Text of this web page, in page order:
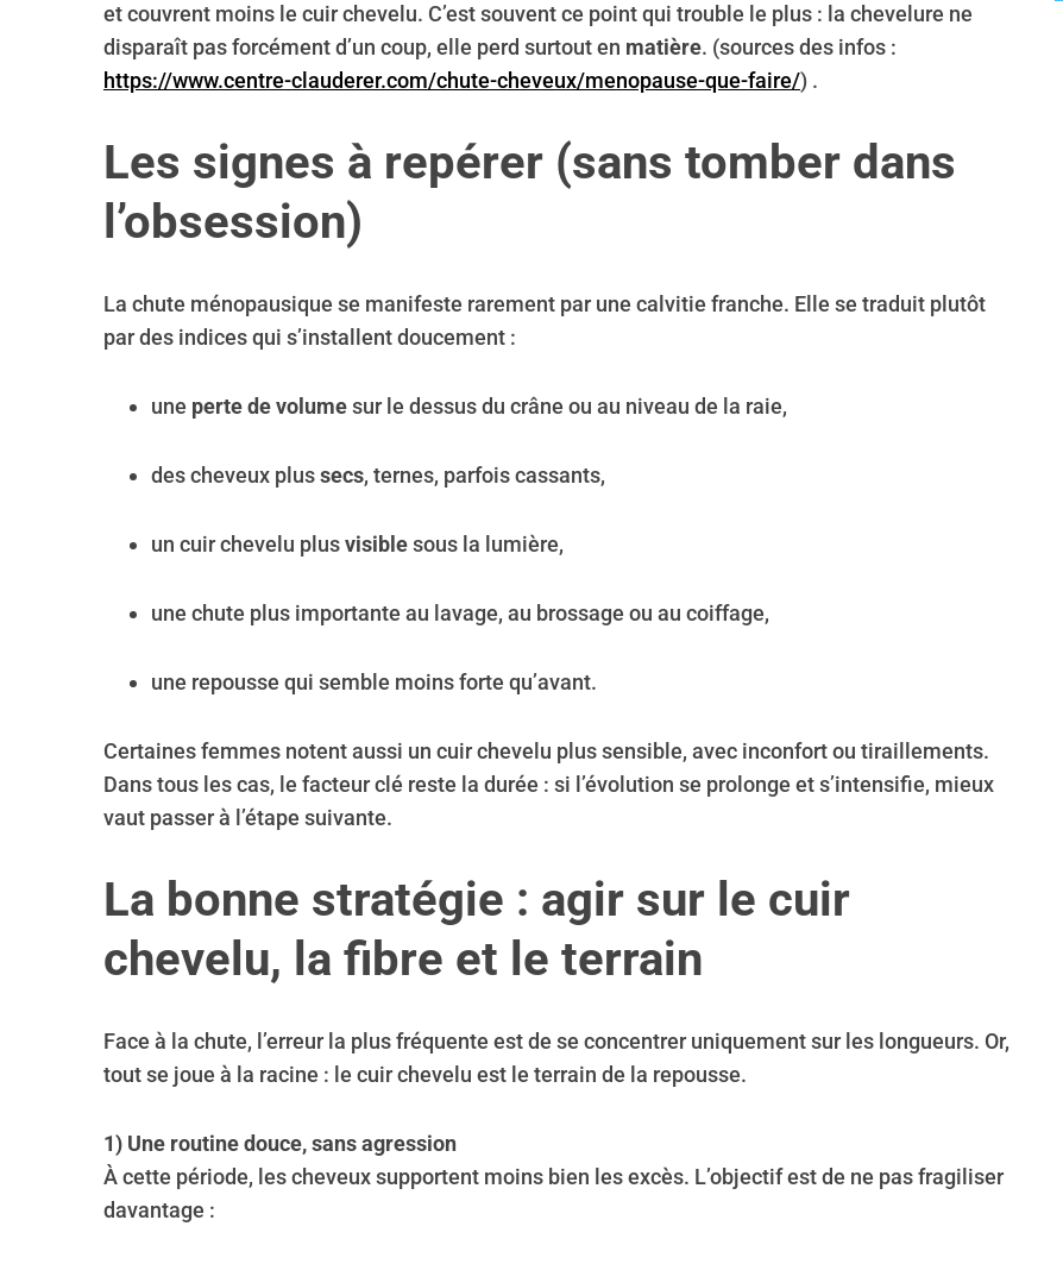
et couvrent moins le cuir chevelu. C’est souvent ce point qui trouble le plus : la chevelure ne
disparaît pas forcément d’un coup, elle perd surtout en matière. (sources des infos :
https://www.centre-clauderer.com/chute-cheveux/menopause-que-faire/) .
Les signes à repérer (sans tomber dans
l’obsession)
La chute ménopausique se manifeste rarement par une calvitie franche. Elle se traduit plutôt
par des indices qui s’installent doucement :
une perte de volumesur le dessus du crâne ou au niveau de la raie,
des cheveux plussecs, ternes, parfois cassants,
un cuir chevelu plusvisiblesous la lumière,
une chute plus importante au lavage, au brossage ou au coiffage,
une repousse qui semble moins forte qu’avant.
Certaines femmes notent aussi un cuir chevelu plus sensible, avec inconfort ou tiraillements.
Dans tous les cas, le facteur clé reste la durée : si l’évolution se prolonge et s’intensifie, mieux
vaut passer à l’étape suivante.
La bonne stratégie : agir sur le cuir
chevelu, la fibre et le terrain
Face à la chute, l’erreur la plus fréquente est de se concentrer uniquement sur les longueurs. Or,
tout se joue à la racine : le cuir chevelu est le terrain de la repousse.
1) Une routine douce, sans agression
À cette période, les cheveux supportent moins bien les excès. L’objectif est de ne pas fragiliser
davantage :
e
a
h
f
o
r